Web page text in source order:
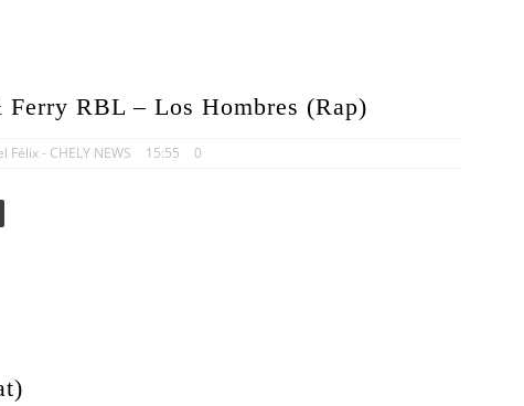
RBL – Los Hombres (Rap)
- CHELY NEWS 15:55 0